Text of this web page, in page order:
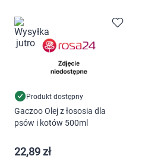
Produkt dostępny
Gaczoo Olej z łososia dla
psów i kotów 500ml
22,89 zł